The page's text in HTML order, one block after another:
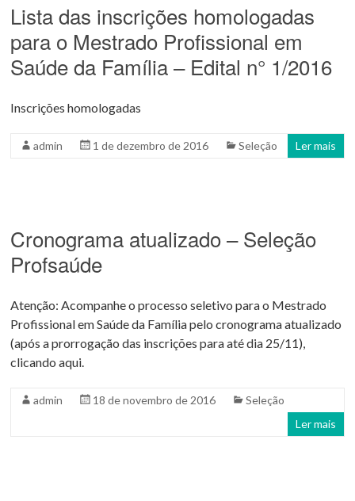
Lista das inscrições homologadas
para o Mestrado Profissional em
Saúde da Família – Edital n° 1/2016
Inscrições homologadas
admin 1 de dezembro de 2016 Seleção Ler mais
Cronograma atualizado – Seleção
Profsaúde
Atenção: Acompanhe o processo seletivo para o Mestrado
Profissional em Saúde da Família pelo cronograma atualizado
(após a prorrogação das inscrições para até dia 25/11),
clicando aqui.
admin 18 de novembro de 2016
Seleção
Ler mais